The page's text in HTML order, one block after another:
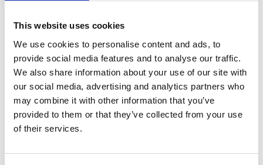
This website uses cookies
We use cookies to personalise content and ads, to
provide social media features and to analyse our traffic.
We also share information about your use of our site with
our social media, advertising and analytics partners who
may combine it with other information that you’ve
provided to them or that they’ve collected from your use
of their services.
Escabeau double 2x7
Escabeau simple 7